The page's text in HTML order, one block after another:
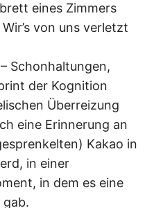
eines Zimmers
von uns verletzt
Schonhaltungen,
der Kognition
Überreizung
eine Erinnerung an
Kakao in
in einer
in dem es eine
gab.